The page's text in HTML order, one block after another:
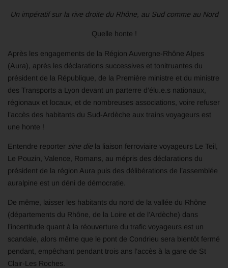
Un impératif sur la rive droite du Rhône, au Sud comme au Nord
Quelle honte !
Après les engagements de la Région Auvergne-Rhône Alpes
(Aura), après les déclarations successives et tonitruantes du
président de la République, de la Première ministre et du ministre
des Transports a Lyon devant un parterre d’élu.e.s nationaux,
régionaux et locaux, et de nombreuses associations, voire refuser
l’accès des habitants du Sud-Ardèche aux trains voyageurs est
une honte !
Entendre reporter sine die la liaison ferroviaire voyageurs Le Teil,
Le Pouzin, Valence, Romans, au mépris des déclarations du
président de la région Aura puis des délibérations de l’assemblée
auralpine est un déni de démocratie.
De même, laisser les habitants du nord de la vallée du Rhône
(départements du Rhône, de la Loire et de l’Ardèche) dans
l’incertitude quant à la réouverture du trafic voyageurs est un
scandale, alors même que le pont de Condrieu sera bientôt fermé
pendant, empêchant pendant trois ans l’accès à la gare de St
Clair-Les Roches.